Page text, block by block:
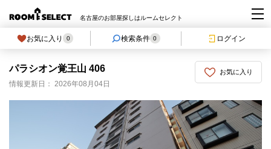
名古屋のお部屋探しはルームセレクト
お気に入り 0 検索条件 0 ログイン
お気に入り
パラシオン覚王山 406
情報更新日： 2026年08月04日